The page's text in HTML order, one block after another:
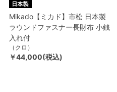
Mikado【ミカド】市松 日本製
ラウンドファスナー長財布 小銭
入れ付
（クロ）
￥44,000(税込)